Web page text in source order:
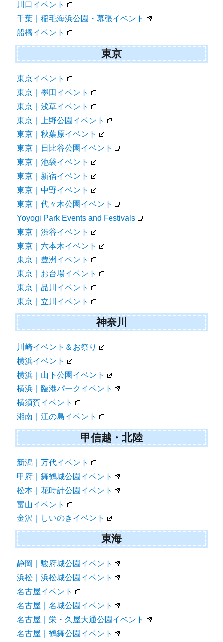
川口イベント
千葉｜稲毛海浜公園・幕張イベント
船橋イベント
東京
東京イベント
東京｜墨田イベント
東京｜浅草イベント
東京｜上野公園イベント
東京｜秋葉原イベント
東京｜日比谷公園イベント
東京｜池袋イベント
東京｜新宿イベント
東京｜中野イベント
東京｜代々木公園イベント
Yoyogi Park Events and Festivals
東京｜渋谷イベント
東京｜六本木イベント
東京｜豊洲イベント
東京｜お台場イベント
東京｜品川イベント
東京｜立川イベント
神奈川
川崎イベント＆お祭り
横浜イベント
横浜｜山下公園イベント
横浜｜臨港パークイベント
横須賀イベント
湘南｜江の島イベント
甲信越・北陸
新潟｜万代イベント
甲府｜舞鶴城公園イベント
松本｜花時計公園イベント
富山イベント
金沢｜しいのきイベント
東海
静岡｜駿府城公園イベント
浜松｜浜松城公園イベント
名古屋イベント
名古屋｜名城公園イベント
名古屋｜栄・久屋大通公園イベント
名古屋｜鶴舞公園イベント